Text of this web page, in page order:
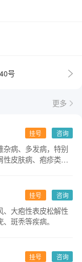
号
更多
咨询
挂号
杂病、多发病，特别
性皮肤病、疱疹类皮
咨询
挂号
、大疱性表皮松解性
斑秃等疾病。
咨询
挂号